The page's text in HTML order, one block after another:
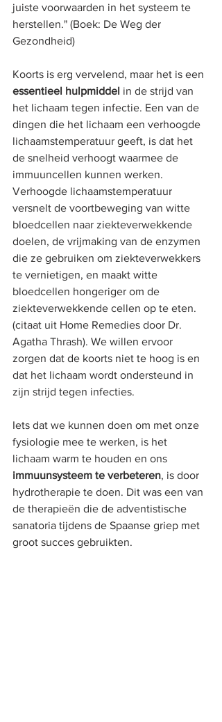
juiste voorwaarden in het systeem te
herstellen." (Boek: De Weg der
Gezondheid)
Koorts is erg vervelend, maar het is een
essentieel hulpmiddel in de strijd van
het lichaam tegen infectie. Een van de
dingen die het lichaam een verhoogde
lichaamstemperatuur geeft, is dat het
de snelheid verhoogt waarmee de
immuuncellen kunnen werken.
Verhoogde lichaamstemperatuur
versnelt de voortbeweging van witte
bloedcellen naar ziekteverwekkende
doelen, de vrijmaking van de enzymen
die ze gebruiken om ziekteverwekkers
te vernietigen, en maakt witte
bloedcellen hongeriger om de
ziekteverwekkende cellen op te eten.
(citaat uit Home Remedies door Dr.
Agatha Thrash). We willen ervoor
zorgen dat de koorts niet te hoog is en
dat het lichaam wordt ondersteund in
zijn strijd tegen infecties.
Iets dat we kunnen doen om met onze
fysiologie mee te werken, is het
lichaam warm te houden en ons
immuunsysteem te verbeteren, is door
hydrotherapie te doen. Dit was een van
de therapieën die de adventistische
sanatoria tijdens de Spaanse griep met
groot succes gebruikten.